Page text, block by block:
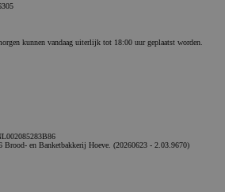
kunnen vandaag uiterlijk tot 18:00 uur geplaatst worden.
en Banketbakkerij Hoeve. (20260623 - 2.03.9670)